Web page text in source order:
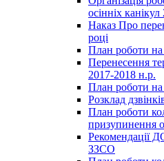
осінніх
Наказ Про
році
План роботи на
Перенесення
2017-2018 н.р.
План роботи на
Розклад
План роботи
призупинення
Рекомендації
ЗЗСО